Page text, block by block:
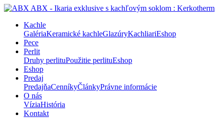
Kachle
GalériaKeramické kachleGlazúryKachliariEshop
Pece
Perlit
Druhy perlituPoužitie perlituEshop
Eshop
Predaj
PredajňaCenníkyČlánkyPrávne informácie
O nás
VíziaHistória
Kontakt